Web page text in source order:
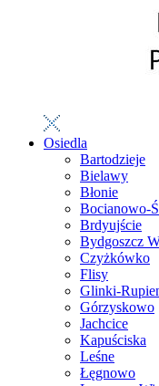
Osiedla
Bartodzieje
Bielawy
Błonie
Bocianowo-
Brdyujście
Bydgoszcz
Czyżkówko
Flisy
Glinki-
Górzyskowo
Jachcice
Kapuściska
Leśne
Łęgnowo